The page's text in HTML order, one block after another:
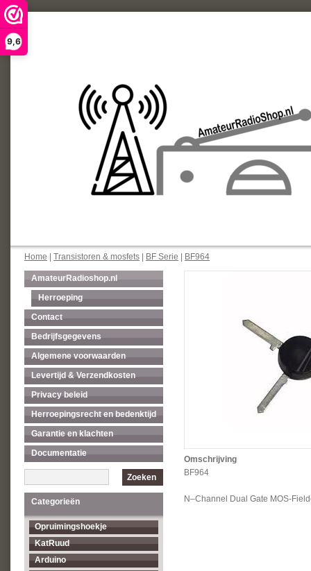
9,6
Home Transistoren & mosfets BF Serie BF964
AmateurRadioshop.nl
Herroeping
Contact
Bedrijfsgegevens
Algemene voorwaarden
Levertijd & Verzendkosten
Privacy beleid
Herroepingsrecht en bedenktijd
Garantie en klachten
Documentatie
Zoeken
Categorieën
Opruimingshoekje
KatRuud
Arduino
Omschrijving
BF964
N–Channel Dual Gate MOS-